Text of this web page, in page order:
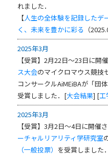
れました．
【人生の全体験を記録したデ
く、未来を豊かに彩る （
2025年3月
【受賞】2月22日～23日に開
ス大会のマイクロマウス競技
コンサークルAiMEiBAが「団
受賞しました．[大会結果] [工
2025年3月
【受賞】3月2日～4日に開催
ーチャルリアリティ学研究室
（一般投票） を受賞しました．